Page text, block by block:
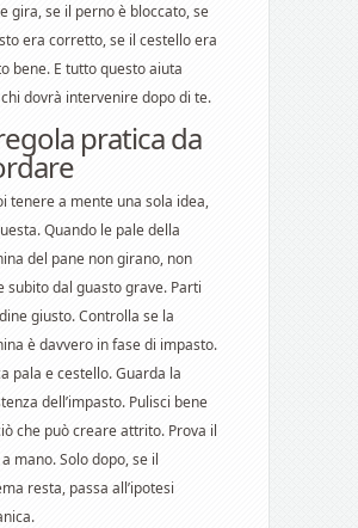
gira, se il perno è bloccato, se
era corretto, se il cestello era
bene. E tutto questo aiuta
dovrà intervenire dopo di te.
pratica da
tenere a mente una sola idea,
Quando le pale della
del pane non girano, non
subito dal guasto grave. Parti
giusto. Controlla se la
è davvero in fase di impasto.
pala e cestello. Guarda la
dell’impasto. Pulisci bene
che può creare attrito. Prova il
mano. Solo dopo, se il
resta, passa all’ipotesi